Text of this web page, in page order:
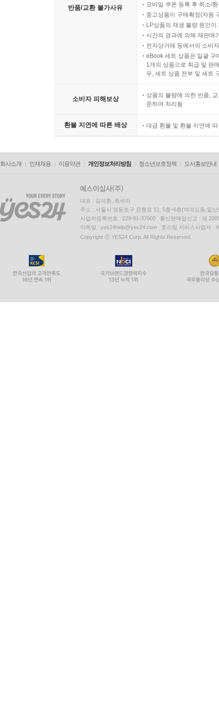
반품/교환 불가사유
모바일 쿠폰 등록 후 취소/
중고상품이 구매확정(자동
LP상품의 재생 불량 원인
시간의 경과에 의해 재판매
전자상거래 등에서의 소비
eBook 세트 상품은 일괄 구
1개의 상품으로 취급 및 판
우, 세트 상품 전부 및 세트
소비자 피해보상
상품의 불량에 의한 반품,
준하여 처리됨
환불 지연에 따른 배상 대금 환불 및 환불 지연에
회사소개 인재채용 이용약관 개인정보처리방침 청소년보호정책 도서홍보안내
대표 : 김석환, 최세라
주소 : 서울시 영등포구 은행로 11, 5층~6층(여의도동,일신
사업자등록번호 : 229-81-37000 통신판매업신고 : 제
이메일 : yes24help@yes24.com 호스팅 서비스사업자 :
Copyright ⓒ YES24 Corp. All Rights Reserved.